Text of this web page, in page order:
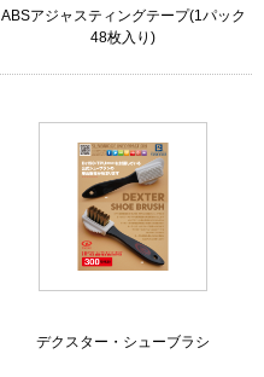
ABSアジャスティングテープ(1パック
48枚入り)
デクスター・シューブラシ